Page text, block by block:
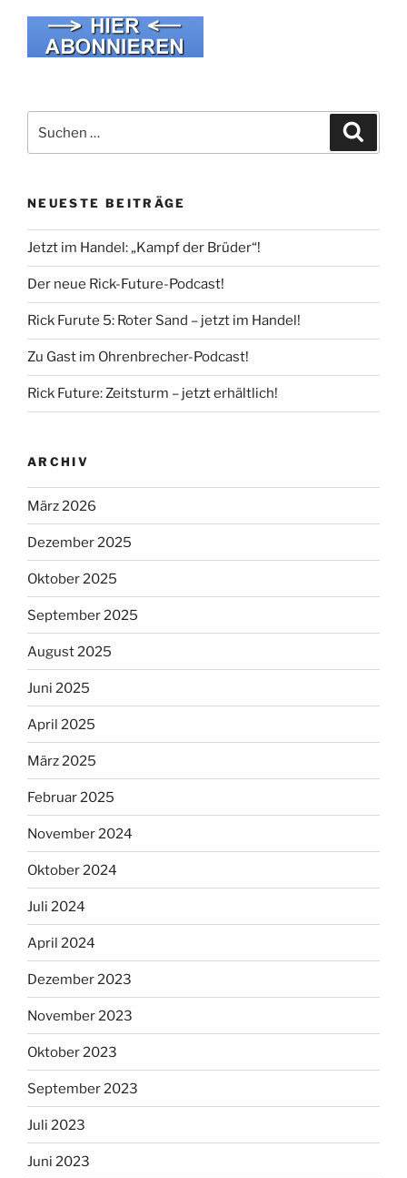
nach:
NEUESTE BEITRÄGE
Jetzt im Handel: „Kampf der Brüder“!
Der neue Rick-Future-Podcast!
Rick Furute 5: Roter Sand – jetzt im Handel!
Zu Gast im Ohrenbrecher-Podcast!
Rick Future: Zeitsturm – jetzt erhältlich!
ARCHIV
März 2026
Dezember 2025
Oktober 2025
September 2025
August 2025
Juni 2025
April 2025
März 2025
Februar 2025
November 2024
Oktober 2024
Juli 2024
April 2024
Dezember 2023
November 2023
Oktober 2023
September 2023
Juli 2023
Juni 2023